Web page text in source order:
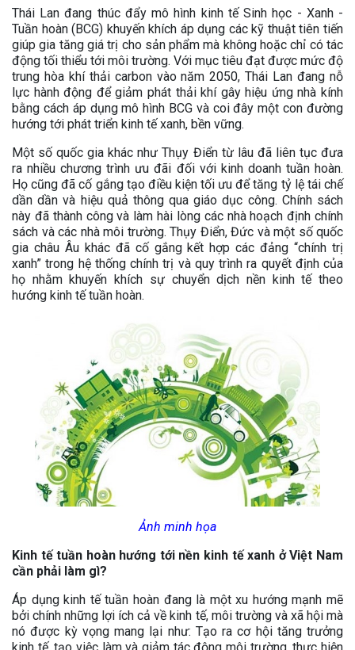
Thái Lan đang thúc đẩy mô hình kinh tế Sinh học - Xanh -
Tuần hoàn (BCG) khuyến khích áp dụng các kỹ thuật tiên tiến
giúp gia tăng giá trị cho sản phẩm mà không hoặc chỉ có tác
động tối thiểu tới môi trường. Với mục tiêu đạt được mức độ
trung hòa khí thải carbon vào năm 2050, Thái Lan đang nỗ
lực hành động để giảm phát thải khí gây hiệu ứng nhà kính
bằng cách áp dụng mô hình BCG và coi đây một con đường
hướng tới phát triển kinh tế xanh, bền vững.
Một số quốc gia khác như Thụy Điển từ lâu đã liên tục đưa
ra nhiều chương trình ưu đãi đối với kinh doanh tuần hoàn.
Họ cũng đã cố gắng tạo điều kiện tối ưu để tăng tỷ lệ tái chế
dần dần và hiệu quả thông qua giáo dục công. Chính sách
này đã thành công và làm hài lòng các nhà hoạch định chính
sách và các nhà môi trường. Thụy Điển, Đức và một số quốc
gia châu Âu khác đã cố gắng kết hợp các đảng “chính trị
xanh” trong hệ thống chính trị và quy trình ra quyết định của
họ nhằm khuyến khích sự chuyển dịch nền kinh tế theo
hướng kinh tế tuần hoàn.
Ảnh minh họa
Kinh tế tuần hoàn hướng tới nền kinh tế xanh ở Việt Nam
cần phải làm gì?
Áp dụng kinh tế tuần hoàn đang là một xu hướng mạnh mẽ
bởi chính những lợi ích cả về kinh tế, môi trường và xã hội mà
nó được kỳ vọng mang lại như: Tạo ra cơ hội tăng trưởng